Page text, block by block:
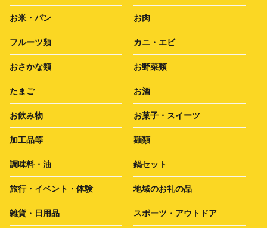
お米・パン お肉
フルーツ類 カニ・エビ
おさかな類 お野菜類
たまご お酒
お飲み物 お菓子・スイーツ
加工品等 麺類
調味料・油 鍋セット
旅行・イベント・体験 地域のお礼の品
雑貨・日用品 スポーツ・アウトドア